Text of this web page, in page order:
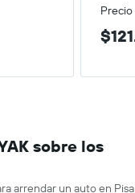
sobre los
arrendar un auto en Pisa